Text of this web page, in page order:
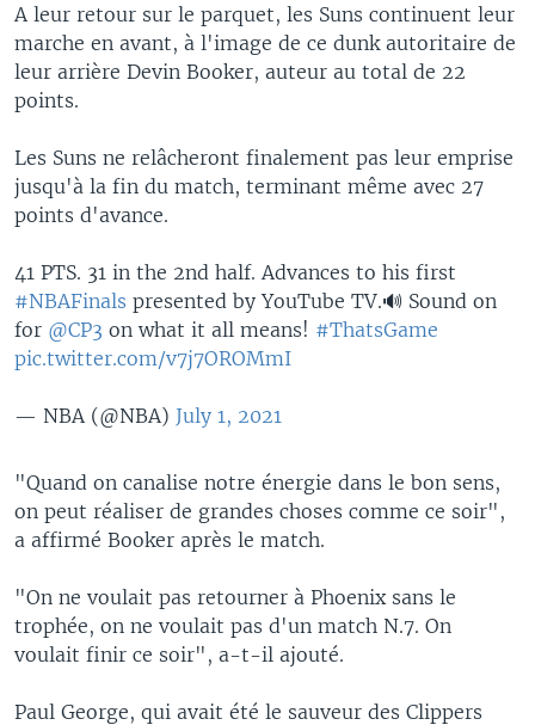
A leur retour sur le parquet, les Suns continuent leur
marche en avant, à l'image de ce dunk autoritaire de
leur arrière Devin Booker, auteur au total de 22
points.
Les Suns ne relâcheront finalement pas leur emprise
jusqu'à la fin du match, terminant même avec 27
points d'avance.
41 PTS. 31 in the 2nd half. Advances to his first
#NBAFinals presented by YouTube TV.🔊 Sound on
for @CP3 on what it all means! #ThatsGame
pic.twitter.com/v7j7OROMmI
— NBA (@NBA) July 1, 2021
"Quand on canalise notre énergie dans le bon sens,
on peut réaliser de grandes choses comme ce soir",
a affirmé Booker après le match.
"On ne voulait pas retourner à Phoenix sans le
trophée, on ne voulait pas d'un match N.7. On
voulait finir ce soir", a-t-il ajouté.
Paul George, qui avait été le sauveur des Clippers